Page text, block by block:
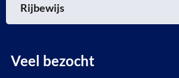
Rijbewijs
Veel bezocht